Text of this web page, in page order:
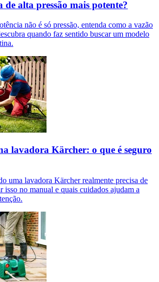
alta pressão mais potente?
não é só pressão, entenda como a vazão
quando faz sentido buscar um modelo
lavadora Kärcher: o que é seguro
uma lavadora Kärcher realmente precisa de
isso no manual e quais cuidados ajudam a